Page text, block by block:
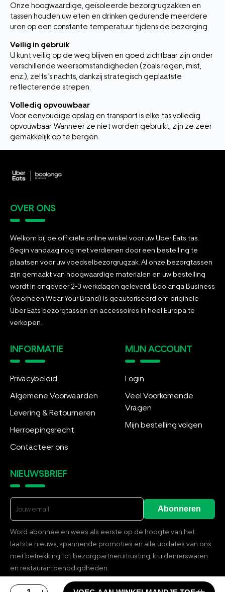
Onze hoogwaardige, geïsoleerde bezorgrugzakken en
tassen houden uw eten en drinken gedurende meerdere
uren op een constante temperatuur tijdens de bezorging.
Veilig in gebruik
U kunt veilig op de weg blijven en goed zichtbaar zijn onder
verschillende weersomstandigheden (zoals regen, mist,
enz.), zelfs ’s nachts, dankzij strategisch geplaatste
reflecterende strepen.
Volledig opvouwbaar
Voor eenvoudige opslag en transport is elke tas volledig
opvouwbaar. Wanneer ze niet worden gebruikt, zijn ze zeer
gemakkelijk op te bergen.
OVER ONS
Welkom bij de officiële online winkel voor uw Uber Eats tas.
Begin vandaag nog met verdienen door een bestelling te
plaatsen voor uw voedselbezorgrugzak. Al onze bezorgtassen
zijn gemaakt van hoogwaardige materialen en uw bestelling
wordt in ongeveer 2-3 werkdagen geleverd. Boolanga Business
(voorheen Wear Your Brand) is geautoriseerd om originele
Uber Eats bezorgtassen en accessoires in heel Europa te
verkopen.
INFORMATIE
Privacybeleid
Algemene Voorwaarden
Levering & Retourneren
Herroepingsrecht
Contacteer ons
MIJN ACCOUNT
Login
Veel Voorkomende
Vragen
Mijn bestelling volgen
NIEUWSBRIEF
Abonneren
Word abonnee en wees als eerste op de hoogte van het
laatste nieuws, spannende promoties en alle updates van ons
met betrekking tot bezorgpartneruitrusting, kruidenierswaren
en restaurantbenodigdheden.